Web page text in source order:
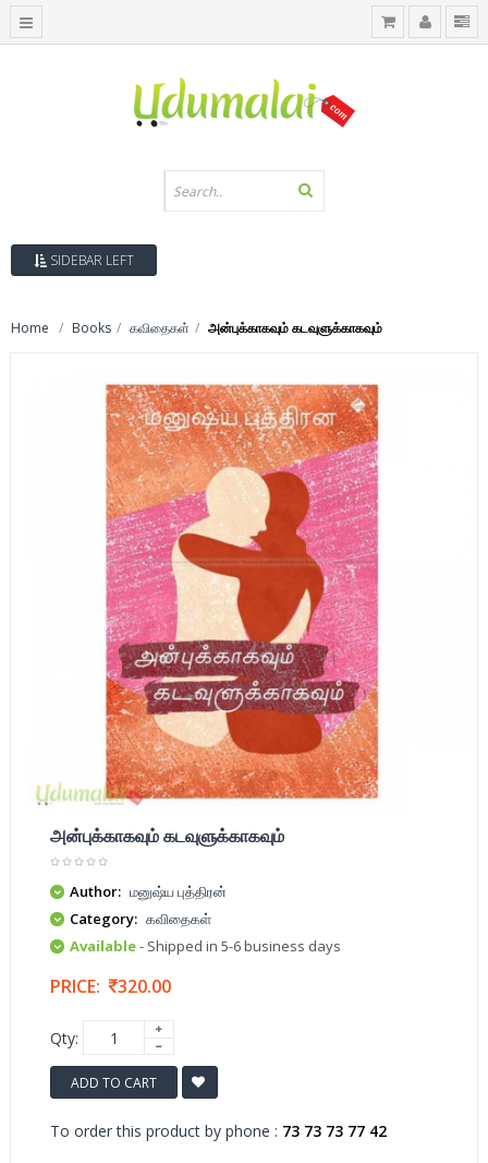
SIDEBAR LEFT
Home Books கவிதைகள் அன்புக்காகவும் கடவுளுக்காகவும்
அன்புக்காகவும் கடவுளுக்காகவும்
Author: மனுஷ்ய புத்திரன்
Category: கவிதைகள்
Available- Shipped in 5-6 business days
PRICE: 320.00
Qty:
ADD TO CART
To order this product by phone : 73 73 73 77 42